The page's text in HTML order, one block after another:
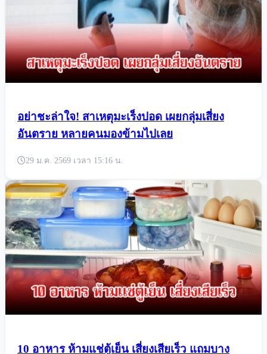
อย่าชะล่าใจ! สาเหตุมะเร็งปอด เผยกลุ่มเสี่ยง
อันตราย หลายคนมองข้ามไปเลย
29 ม.ค. 2569 เวลา 15:16 น.
10 อาหาร ห้ามแช่ตู้เย็น เสี่ยงเสียเร็ว แถมบาง